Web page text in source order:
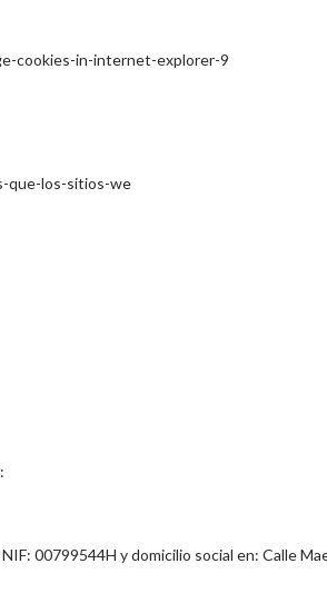
cookies-in-internet-explorer-9
que-los-sitios-we
NIF:00799544H y domicilio social en:Calle